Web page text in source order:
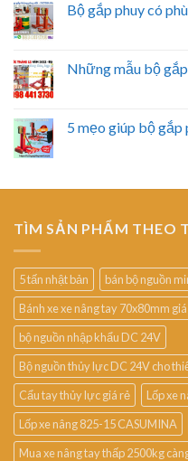
Bộ gắp phuy có
Những mẫu bộ
5 mẹo giúp bộ gắp
TÌM SẢN PHẨM THEO
5 tấn nhật bản
bán bộ nguồn
Bánh xe xe nâng tay 70x80mm
bộ nguồn nhập khẩu DC 24V
Bộ nguồn thủy lực DC 24V cho
Cẩu tay thủy lực giá rẻ
Lốp xe
Lốp xe nâng 825-15 CASUMINA
Mua xe nâng tay thấp 2500kg